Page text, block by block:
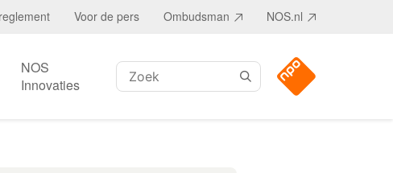
Voor de pers Ombudsman NOS.nl
NOS
Innovaties
Zoeken: